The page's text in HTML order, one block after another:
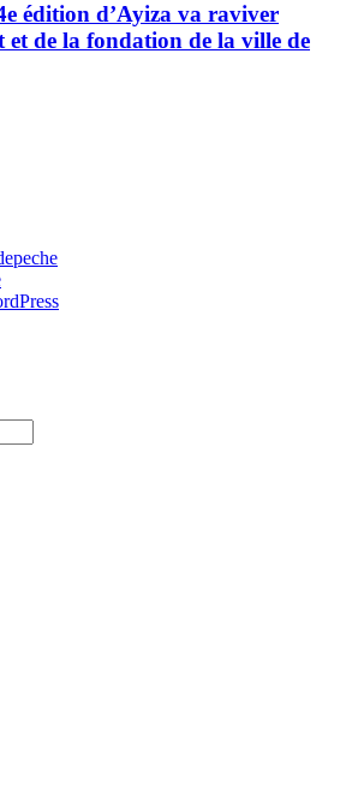
édition d’Ayiza va raviver
et de la fondation de la ville de